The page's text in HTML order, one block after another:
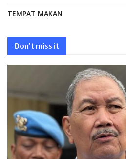
TEMPAT MAKAN
Don't miss it